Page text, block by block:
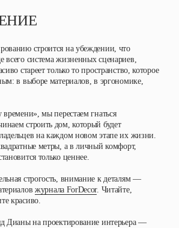
строится на убеждении, что
всего система жизненных сценариев,
стареет только то пространство, которое
в выборе материалов, в эргономике,
времени», мы перестаем гнаться
строить дом, который будет
на каждом новом этапе их жизни.
метры, а в личный комфорт,
только ценнее.
строгость, внимание к деталям —
журнала ForDecor. Читайте,
красиво.
Дианы на проектирование интерьера —